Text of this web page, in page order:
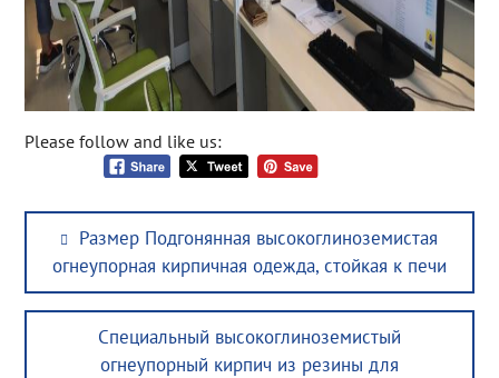
Please follow and like us:
Post
navigation
Previous
post:
Размер Подгонянная высокоглиноземистая
огнеупорная кирпичная одежда, стойкая к печи
Next
post:
Специальный высокоглиноземистый
огнеупорный кирпич из резины для